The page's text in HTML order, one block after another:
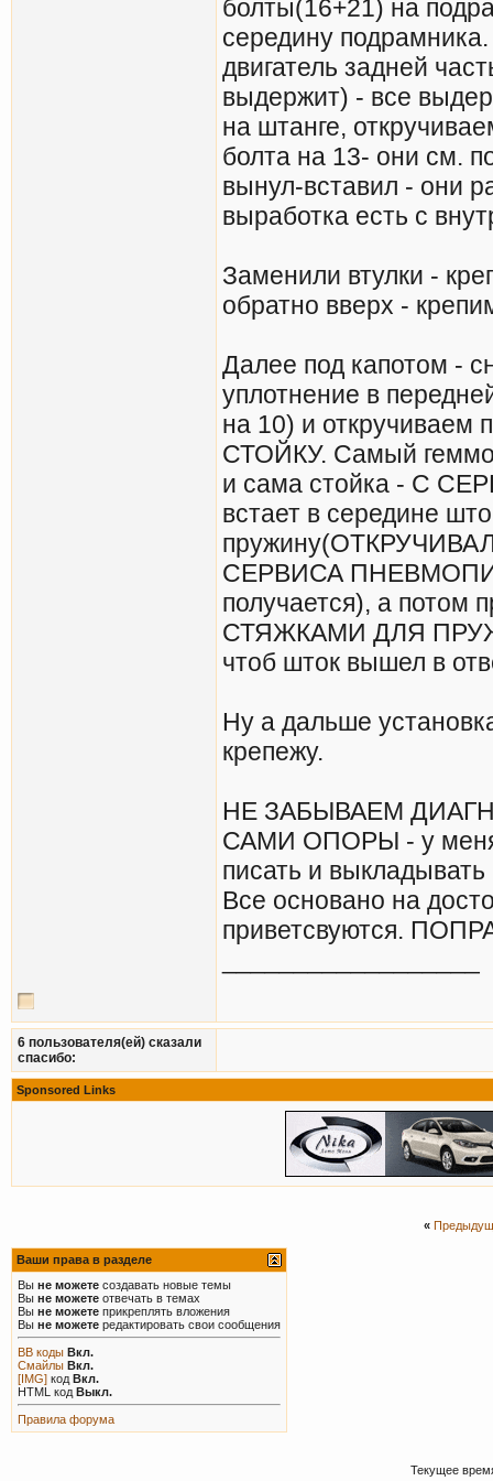
болты(16+21) на
середину
двигатель задней
выдержит) - все
на штанге,
болта на 13- они см.
вынул-вставил - они
выработка есть с
Заменили втулки -
обратно вверх -
Далее под капотом -
уплотнение в
на 10) и
СТОЙКУ. Самый
и сама стойка - С
встает в середине
СЕРВИСА
получается), а
СТЯЖКАМИ ДЛЯ
чтоб шток вышел в
Ну а дальше
крепежу.
НЕ ЗАБЫВАЕМ
САМИ ОПОРЫ - у меня
писать и
Все основано на
приветсвуются.
6 пользователя(ей) сказали
cпасибо:
Sponsored Links
«
Ваши права в разделе
Вы не можете создавать новые темы
Вы не можете отвечать в темах
Вы не можете прикреплять вложения
Вы не можете редактировать свои сообщения
BB коды Вкл.
Смайлы Вкл.
[IMG] код Вкл.
HTML код Выкл.
Правила форума
Текущее